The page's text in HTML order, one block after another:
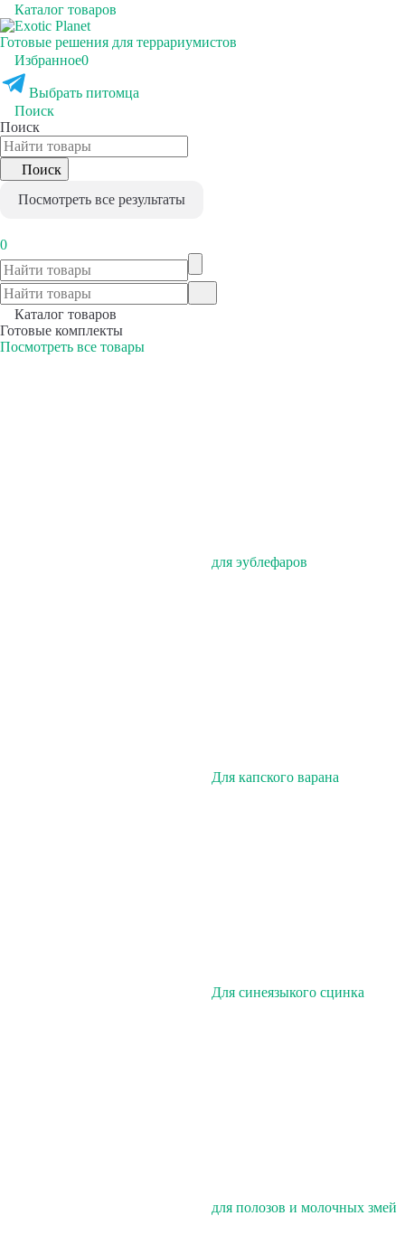
Каталог товаров
Готовые решения для террариумистов
Избранное0
Выбрать питомца
Поиск
Поиск
Поиск
Посмотреть все результаты
0
Каталог товаров
Готовые комплекты
Посмотреть все товары
для эублефаров
Для капского варана
Для синеязыкого сцинка
для полозов и молочных змей